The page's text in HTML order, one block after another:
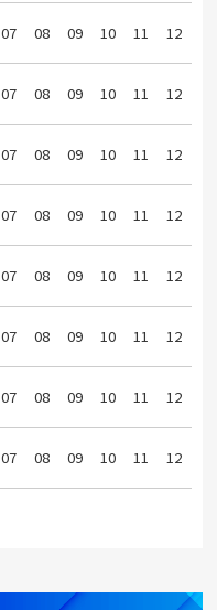
07 08 09 10 11 12
07 08 09 10 11 12
07 08 09 10 11 12
07 08 09 10 11 12
07 08 09 10 11 12
07 08 09 10 11 12
07 08 09 10 11 12
07 08 09 10 11 12